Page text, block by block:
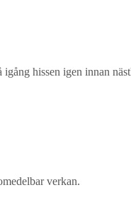
hissen igen innan
verkan.